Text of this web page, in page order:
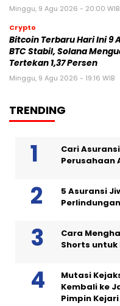
Minggu, 9 Agu 2026 - 20:00 WIB
Crypto
Bitcoin Terbaru Hari Ini 9
BTC Stabil, Solana
Tertekan 1,37 Persen
Minggu, 9 Agu 2026 - 19:16 WIB
TRENDING
Cari
Perusahaan
5 Asuransi
Cara
Shorts untuk
Mutasi
Kembali ke
Pimpin